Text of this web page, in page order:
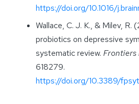
https://doi.org/10.1016/
Wallace, C. J. K., & Milev,
probiotics on depressive
systematic review. Frontiers
618279.
https://doi.org/10.3389/